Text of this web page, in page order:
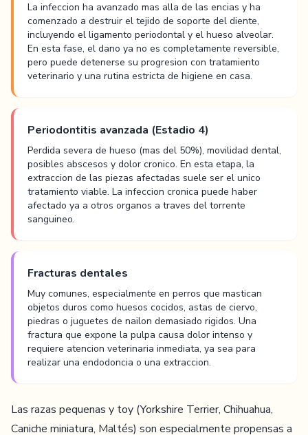
La infeccion ha avanzado mas alla de las encias y ha
comenzado a destruir el tejido de soporte del diente,
incluyendo el ligamento periodontal y el hueso alveolar.
En esta fase, el dano ya no es completamente reversible,
pero puede detenerse su progresion con tratamiento
veterinario y una rutina estricta de higiene en casa.
Periodontitis avanzada (Estadio 4)
Perdida severa de hueso (mas del 50%), movilidad dental,
posibles abscesos y dolor cronico. En esta etapa, la
extraccion de las piezas afectadas suele ser el unico
tratamiento viable. La infeccion cronica puede haber
afectado ya a otros organos a traves del torrente
sanguineo.
Fracturas dentales
Muy comunes, especialmente en perros que mastican
objetos duros como huesos cocidos, astas de ciervo,
piedras o juguetes de nailon demasiado rigidos. Una
fractura que expone la pulpa causa dolor intenso y
requiere atencion veterinaria inmediata, ya sea para
realizar una endodoncia o una extraccion.
Las razas pequenas y toy (Yorkshire Terrier, Chihuahua,
Caniche miniatura, Maltés) son especialmente propensas a